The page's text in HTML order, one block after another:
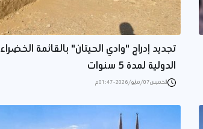
تجديد إدراج "وادي الحيتان" بالقائمة الخضراء
الدولية لمدة 5 سنوات
الخميس 07/مايو/2026 - 01:47 م